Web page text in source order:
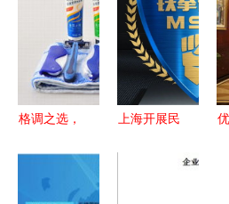
章
格调之选，
店用品的洗
上海开展民